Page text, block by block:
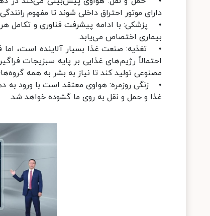
دارای موتور احتراق داخلی شوند تا مفهوم
• پزشکی: با ادامه پیشرفت فناوری و تکامل هر
بیماری اختصاص می‌یابد.
• تغذیه: صنعت غذا بسیار آلاینده است، اما
احتمالاً رژیم‌های غذایی بر پایه سبزیجات
مصنوعی تولید کند تا نیاز به بشر به همه
غذا و حمل و نقل به روی ما گشوده خواهد شد.